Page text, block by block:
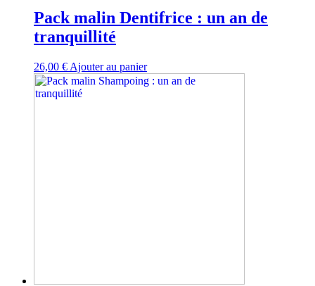
Pack malin Dentifrice : un an de
tranquillité
26,00 € Ajouter au panier